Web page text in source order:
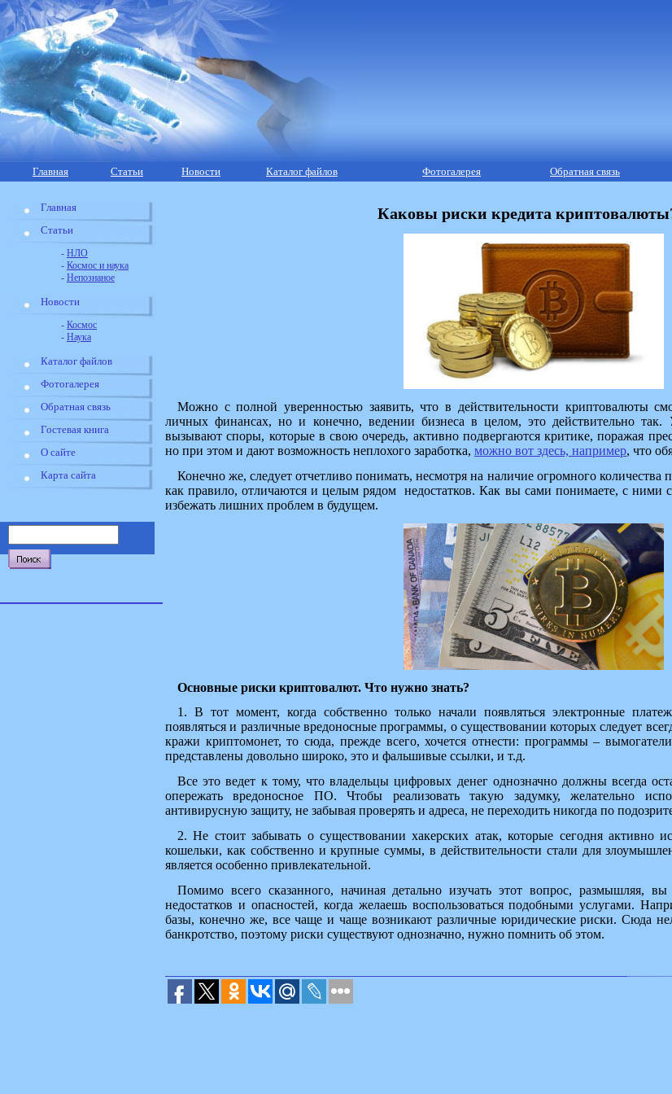
Главная Статьи Новости Каталог файлов Фотогалерея Обратная связь
Главная
Статьи
- НЛО
- Космос и наука
- Непознаное
Новости
- Космос
- Наука
Каталог файлов
Фотогалерея
Обратная связь
Гостевая книга
О сайте
Карта сайта
Каковы риски кредита
Можно с полной уверенностью заявить, что в действительности криптовалюты
личных финансах, но и конечно, ведении бизнеса в целом, это действительно
вызывают споры, которые в свою очередь, активно подвергаются критике, поражая
но при этом и дают возможность неплохого заработка, можно вот здесь, например, что
Конечно же, следует отчетливо понимать, несмотря на наличие огромного
как правило, отличаются и целым рядом
недостатков. Как вы сами понимаете, с ними
избежать лишних проблем в будущем.
Основные риски криптовалют. Что нужно знать?
1. В тот момент, когда собственно только начали появляться электронные
появляться и различные вредоносные программы, о существовании которых следует
кражи криптомонет, то сюда, прежде всего, хочется отнести: программы –
представлены довольно широко, это и фальшивые ссылки, и т.д.
Все это ведет к тому, что владельцы цифровых денег однозначно должны всегда
опережать вредоносное ПО. Чтобы реализовать такую задумку, желательно
антивирусную защиту, не забывая проверять и адреса, не переходить никогда по
2. Не стоит забывать о существовании хакерских атак, которые сегодня активно
кошельки, как собственно и крупные суммы, в действительности стали для
является особенно привлекательной.
Помимо всего сказанного, начиная детально изучать этот вопрос, размышляя,
недостатков и опасностей, когда желаешь воспользоваться подобными услугами.
базы, конечно же, все чаще и чаще возникают различные юридические риски. Сюда
банкротство, поэтому риски существуют однозначно, нужно помнить об этом.